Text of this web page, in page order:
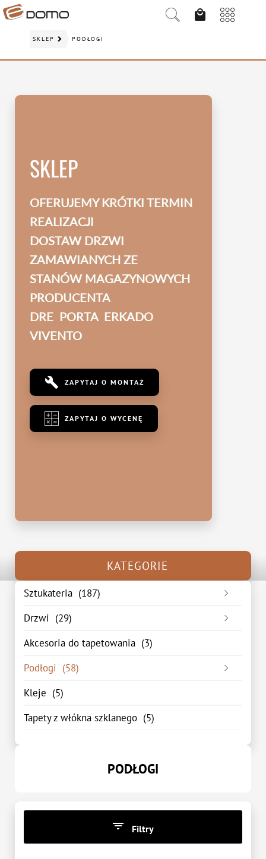
SKLEP PODŁOGI
SKLEP
OFERUJEMY KRÓTKI TERMIN
REALIZACJI
DOSTAW DRZWI
ZAMAWIANYCH ZE
STANÓW MAGAZYNOWYCH
PRODUCENTA
DRE PORTA ERKADO
VIVENTO
ZAPYTAJ O MONTAŻ
ZAPYTAJ O WYCENĘ
KATEGORIE
Sztukateria (187)
Listwa przypodłogowa
Listwa ścienna (44)
Drzwi (29)
Drzwi wewnętrzne (15)
Akcesoria do tapetowania (3)
Podłogi (58)
Podkłady pod panele podłogowe
Panele winylowe (0)
Kleje (5)
Tapety z włókna szklanego (5)
PODŁOGI
Filtry